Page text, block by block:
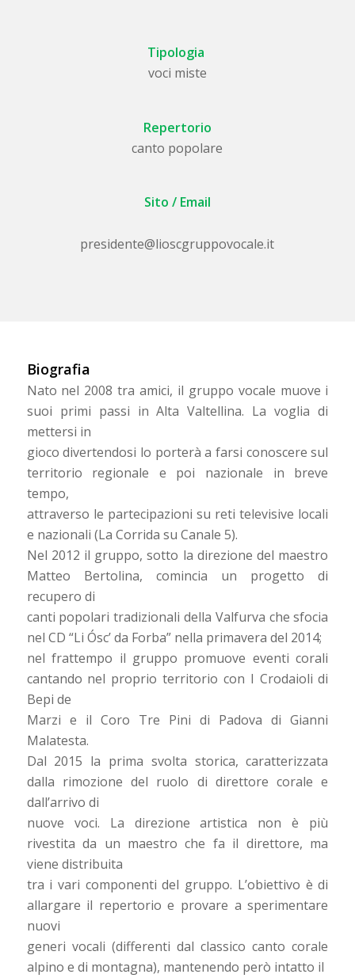
Tipologia
voci miste
Repertorio
canto popolare
Sito / Email
presidente@lioscgruppovocale.it
Biografia
Nato nel 2008 tra amici, il gruppo vocale muove i
suoi primi passi in Alta Valtellina. La voglia di
mettersi in
gioco divertendosi lo porterà a farsi conoscere sul
territorio regionale e poi nazionale in breve
tempo,
attraverso le partecipazioni su reti televisive locali
e nazionali (La Corrida su Canale 5).
Nel 2012 il gruppo, sotto la direzione del maestro
Matteo Bertolina, comincia un progetto di
recupero di
canti popolari tradizionali della Valfurva che sfocia
nel CD “Li Ósc’ da Forba” nella primavera del 2014;
nel frattempo il gruppo promuove eventi corali
cantando nel proprio territorio con I Crodaioli di
Bepi de
Marzi e il Coro Tre Pini di Padova di Gianni
Malatesta.
Dal 2015 la prima svolta storica, caratterizzata
dalla rimozione del ruolo di direttore corale e
dall’arrivo di
nuove voci. La direzione artistica non è più
rivestita da un maestro che fa il direttore, ma
viene distribuita
tra i vari componenti del gruppo. L’obiettivo è di
allargare il repertorio e provare a sperimentare
nuovi
generi vocali (differenti dal classico canto corale
alpino e di montagna), mantenendo però intatto il